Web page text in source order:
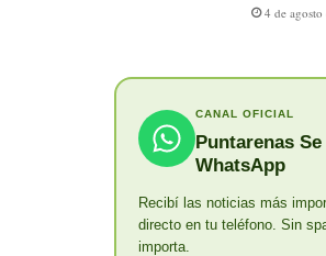
4 de
CANAL OFICIAL
Puntarenas Se
WhatsApp
Recibí las noticias más
directo en tu teléfono. Sin
importa.